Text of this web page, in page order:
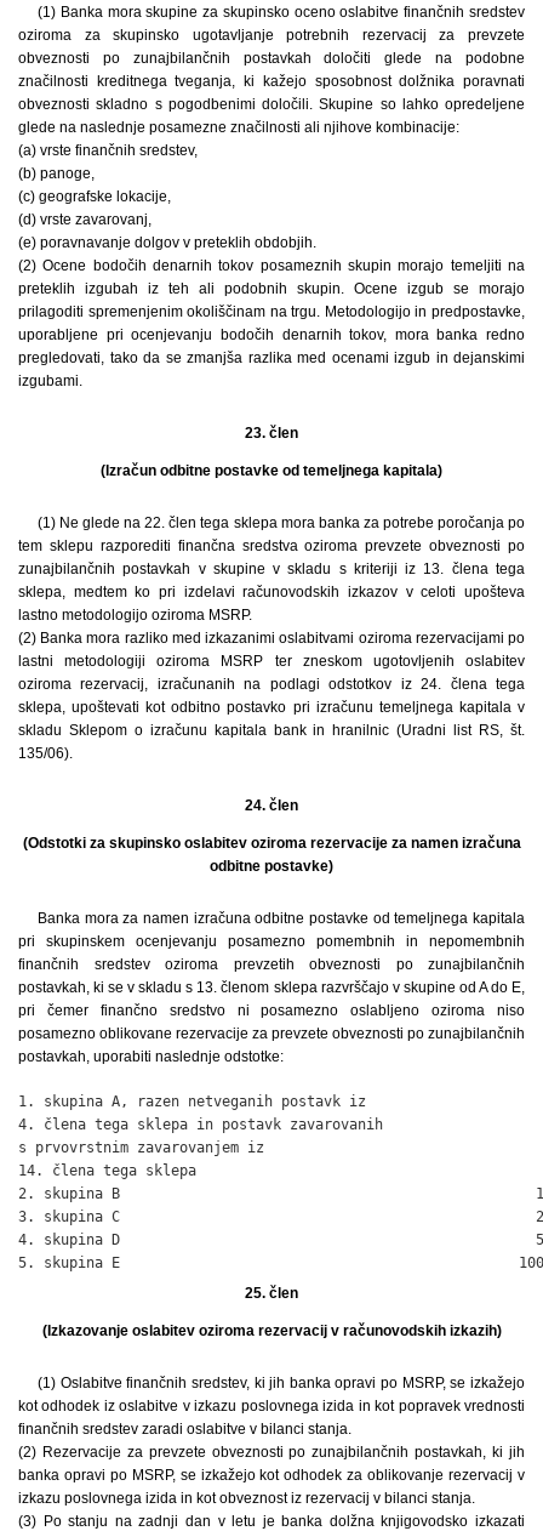
(1) Banka mora skupine za skupinsko oceno oslabitve finančnih sredstev
oziroma za skupinsko ugotavljanje potrebnih rezervacij za prevzete
obveznosti po zunajbilančnih postavkah določiti glede na podobne
značilnosti kreditnega tveganja, ki kažejo sposobnost dolžnika poravnati
obveznosti skladno s pogodbenimi določili. Skupine so lahko opredeljene
glede na naslednje posamezne značilnosti ali njihove kombinacije:
(a) vrste finančnih sredstev,
(b) panoge,
(c) geografske lokacije,
(d) vrste zavarovanj,
(e) poravnavanje dolgov v preteklih obdobjih.
(2) Ocene bodočih denarnih tokov posameznih skupin morajo temeljiti na
preteklih izgubah iz teh ali podobnih skupin. Ocene izgub se morajo
prilagoditi spremenjenim okoliščinam na trgu. Metodologijo in predpostavke,
uporabljene pri ocenjevanju bodočih denarnih tokov, mora banka redno
pregledovati, tako da se zmanjša razlika med ocenami izgub in dejanskimi
izgubami.
23. člen
(Izračun odbitne postavke od temeljnega kapitala)
(1) Ne glede na 22. člen tega sklepa mora banka za potrebe poročanja po
tem sklepu razporediti finančna sredstva oziroma prevzete obveznosti po
zunajbilančnih postavkah v skupine v skladu s kriteriji iz 13. člena tega
sklepa, medtem ko pri izdelavi računovodskih izkazov v celoti upošteva
lastno metodologijo oziroma MSRP.
(2) Banka mora razliko med izkazanimi oslabitvami oziroma rezervacijami po
lastni metodologiji oziroma MSRP ter zneskom ugotovljenih oslabitev
oziroma rezervacij, izračunanih na podlagi odstotkov iz 24. člena tega
sklepa, upoštevati kot odbitno postavko pri izračunu temeljnega kapitala v
skladu Sklepom o izračunu kapitala bank in hranilnic (Uradni list RS, št.
135/06).
24. člen
(Odstotki za skupinsko oslabitev oziroma rezervacije za namen izračuna
odbitne postavke)
Banka mora za namen izračuna odbitne postavke od temeljnega kapitala
pri skupinskem ocenjevanju posamezno pomembnih in nepomembnih
finančnih sredstev oziroma prevzetih obveznosti po zunajbilančnih
postavkah, ki se v skladu s 13. členom sklepa razvrščajo v skupine od A do E,
pri čemer finančno sredstvo ni posamezno oslabljeno oziroma niso
posamezno oblikovane rezervacije za prevzete obveznosti po zunajbilančnih
postavkah, uporabiti naslednje odstotke:
1. skupina A, razen netveganih postavk iz
4. člena tega sklepa in postavk zavarovanih
s prvovrstnim zavarovanjem iz
14. člena tega sklepa
2. skupina B
3. skupina C
4. skupina D
5. skupina E
25. člen
(Izkazovanje oslabitev oziroma rezervacij v računovodskih izkazih)
(1) Oslabitve finančnih sredstev, ki jih banka opravi po MSRP, se izkažejo
kot odhodek iz oslabitve v izkazu poslovnega izida in kot popravek vrednosti
finančnih sredstev zaradi oslabitve v bilanci stanja.
(2) Rezervacije za prevzete obveznosti po zunajbilančnih postavkah, ki jih
banka opravi po MSRP, se izkažejo kot odhodek za oblikovanje rezervacij v
izkazu poslovnega izida in kot obveznost iz rezervacij v bilanci stanja.
(3) Po stanju na zadnji dan v letu je banka dolžna knjigovodsko izkazati